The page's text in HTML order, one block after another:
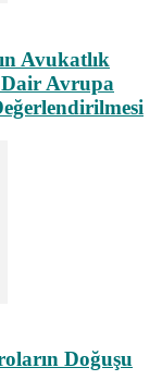
Avukatlık
Avrupa
Doğuşu